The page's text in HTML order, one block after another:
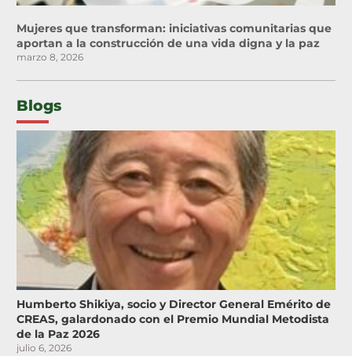
Mujeres que transforman: iniciativas comunitarias que
aportan a la construcción de una vida digna y la paz
marzo 8, 2026
Blogs
Humberto Shikiya, socio y Director General Emérito de
CREAS, galardonado con el Premio Mundial Metodista
de la Paz 2026
julio 6, 2026